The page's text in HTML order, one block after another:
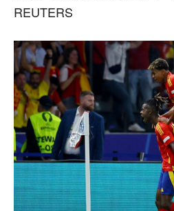
REUTERS